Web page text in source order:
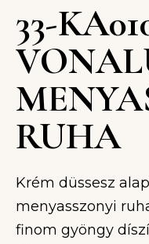
33-
RUHA
Krém düssesz
menyasszonyi
finom gyöngy